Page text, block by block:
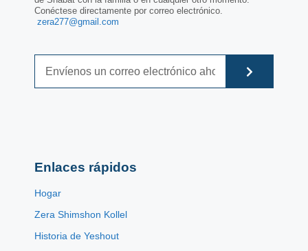
Conéctese directamente por correo electrónico.
zera277@gmail.com
Enlaces rápidos
Hogar
Zera Shimshon Kollel
Historia de Yeshout